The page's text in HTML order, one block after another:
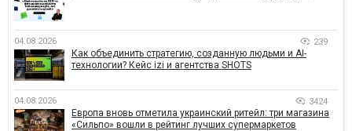
04.08.2026 239
Как объединить стратегию, созданную людьми и AI-
технологии? Кейс izi и агентства SHOTS
04.08.2026 3424
Европа вновь отметила украинский ритейл: три магазина
«Сильпо» вошли в рейтинг лучших супермаркетов